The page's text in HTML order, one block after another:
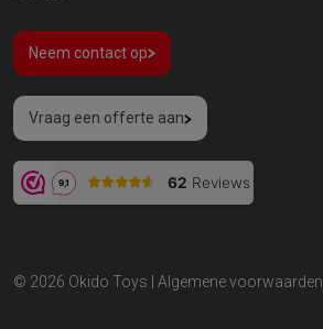
Neem contact op
Vraag een offerte aan
© 2026 Okido Toys Algemene voorwaarden